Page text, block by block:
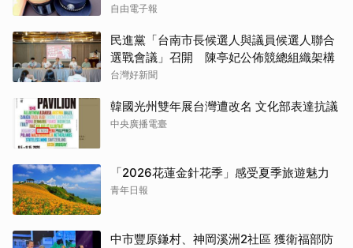
自由電子報
民進黨「台南市長候選人與議員候選人聯合
選戰會議」召開 陳亭妃公佈競總組織架構
台灣好新聞
韓國光州雙年展台灣遭改名 文化部表達抗議
中央廣播電臺
「2026花蓮金針花季」感受夏季旅遊魅力
青年日報
中市豐原鎌村、神岡溪洲2社區 獲衛福部防